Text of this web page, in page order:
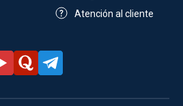
Atención al cliente